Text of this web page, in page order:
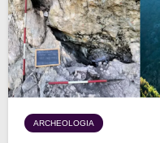
ARCHEOLOGIA